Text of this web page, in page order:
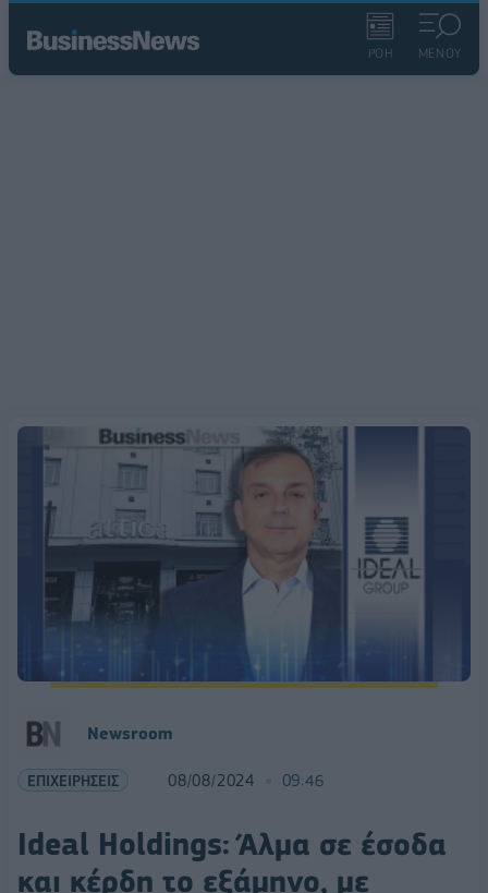
ΡΟΗ ΜΕΝΟΥ
Newsroom
ΕΠΙΧΕΙΡΗΣΕΙΣ 08/08/2024 09:46
Ideal Holdings: Άλμα σε έσοδα
και κέρδη το εξάμηνο, με